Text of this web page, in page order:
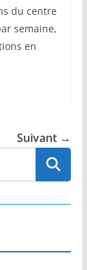
du centre
semaine,
en
Suivant →